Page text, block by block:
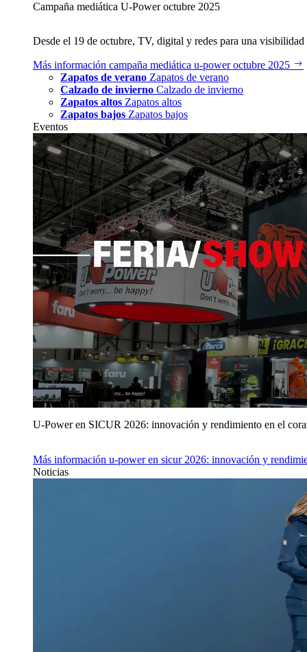
Campaña mediática U‑Power octubre 2025
Desde el 19 de octubre, TV, digital y redes para una
Más información campaña mediática u‑power octubre 2025
Zapatos de verano Zapatos de verano
Calzado de invierno Calzado de invierno
Zapatos altos Zapatos altos
Zapatos bajos Zapatos bajos
Eventos
U‑Power en SICUR 2026: innovación y rendimiento en el
Más información u‑power en sicur 2026: innovación y
Noticias